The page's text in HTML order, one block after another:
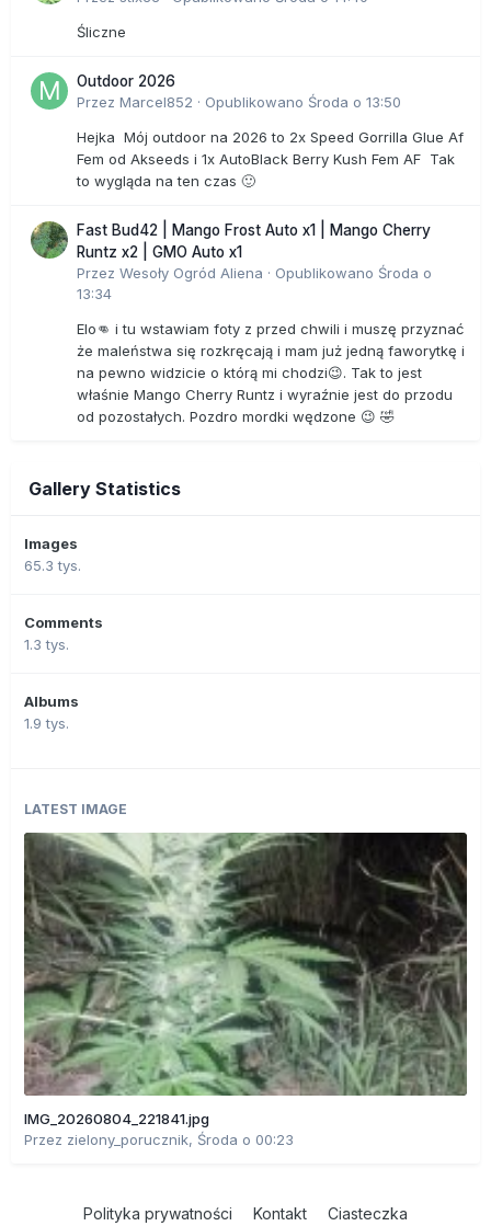
Śliczne
Outdoor 2026
Przez Marcel852 · Opublikowano Środa o 13:50
Hejka Mój outdoor na 2026 to 2x Speed Gorrilla Glue Af
Fem od Akseeds i 1x AutoBlack Berry Kush Fem AF Tak
to wygląda na ten czas 🙂
Fast Bud42 | Mango Frost Auto x1 | Mango Cherry
Runtz x2 | GMO Auto x1
Przez Wesoły Ogród Aliena · Opublikowano Środa o
13:34
Elo👊 i tu wstawiam foty z przed chwili i muszę przyznać
że maleństwa się rozkręcają i mam już jedną faworytkę i
na pewno widzicie o którą mi chodzi😉. Tak to jest
właśnie Mango Cherry Runtz i wyraźnie jest do przodu
od pozostałych. Pozdro mordki wędzone 😉 🤣
Gallery Statistics
Images
65.3 tys.
Comments
1.3 tys.
Albums
1.9 tys.
LATEST IMAGE
IMG_20260804_221841.jpg
Przez zielony_porucznik, Środa o 00:23
Polityka prywatności Kontakt Ciasteczka